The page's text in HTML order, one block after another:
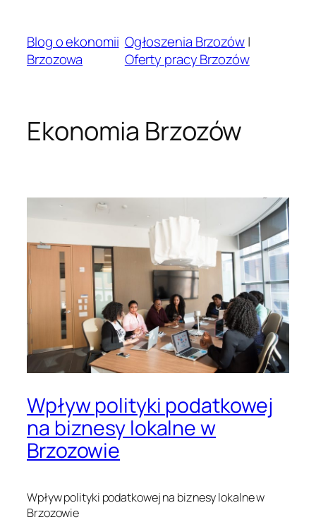
treściBlog o ekonomii
Brzozowa
Ogłoszenia Brzozów|
Oferty pracy Brzozów
Ekonomia Brzozów
Wpływ polityki podatkowej
na biznesy lokalne w
Brzozowie
Wpływ polityki podatkowej na biznesy lokalne w
Brzozowie